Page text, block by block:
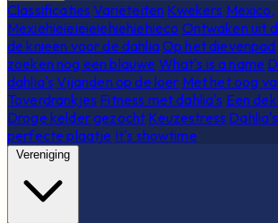
Classificaties Variëteiten Kwekers Mexico,
Mexiehieieieieiehiehiehieco Ontwaken uit
de knieën voor de dahliaOp het dievenpad
zoeken nog een blauwe What's is a name
dahlia's Vijanden op de loer Met het oog
Toverdrankjes Fitness met dahlia's Een
Droge kelder gezocht Keuzestress
perfecte plaatje It's showtime
Vereniging